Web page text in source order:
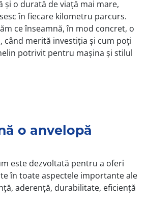
și o durată de viață mai mare,
în fiecare kilometru parcurs.
ce înseamnă, în mod concret, o
când merită investiția și cum poți
potrivit pentru mașina și stilul
o anvelopă
este dezvoltată pentru a oferi
în toate aspectele importante ale
aderență, durabilitate, eficiență